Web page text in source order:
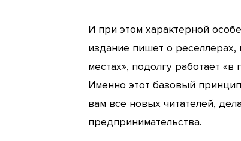
И при этом характерной
издание пишет о
местах», подолгу работает
Именно этот базовый
вам все новых читателей,
предпринимательства.